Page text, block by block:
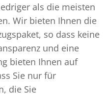
als die meisten
Wir bieten Ihnen die
so dass keine
und eine
bieten Ihnen auf
Sie nur für
die Sie